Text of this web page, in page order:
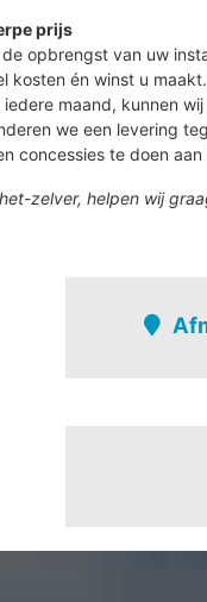
prijs
opbrengst van uw
kosten én winst u
maand, kunnen
we een levering
concessies te doen
zelver, helpen wij